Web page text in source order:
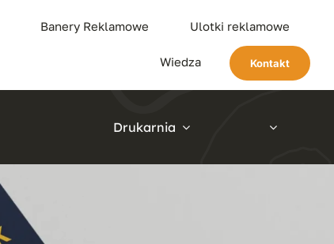
Banery Reklamowe Ulotki reklamowe
Wiedza Kontakt
Drukarnia